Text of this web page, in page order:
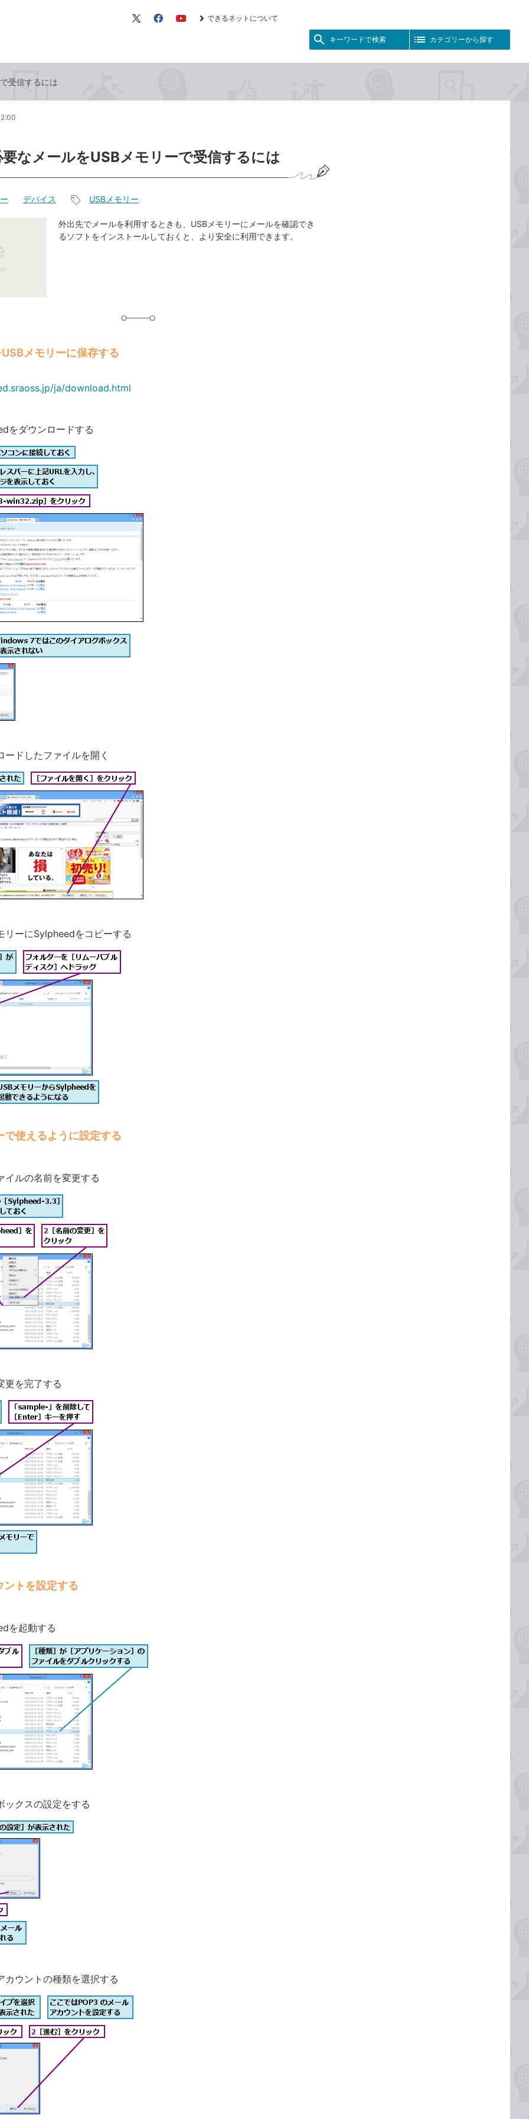
X（旧 FacebookYouTube
できるネットについて
キーワードで検索 カテゴリーから探す
受信するには
要なメールをUSBメモリーで受信するには
デバイス
事
タ
USBメモリー
外出先でメールを利用するときも、USBメモリーにメールを確認でき
るソフトをインストールしておくと、より安全に利用できます。
メモリーに保存する
ja/download.html
をダウンロードする
ードしたファイルを開く
リーにSylpheedをコピーする
で使えるように設定する
イルの名前を変更する
更を完了する
ントを設定する
を起動する
ックスの設定をする
カウントの種類を選択する